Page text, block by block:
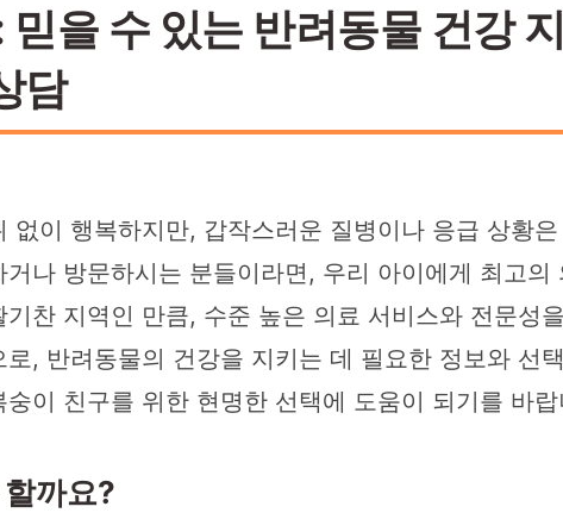
을 수 있는 반려동물 건강
담
이 행복하지만, 갑작스러운 질병이나 응급 상황
나 방문하시는 분들이라면, 우리 아이에게 최고의
찬 지역인 만큼, 수준 높은 의료 서비스와 전문성
, 반려동물의 건강을 지키는 데 필요한 정보와 선
이 친구를 위한 현명한 선택에 도움이 되기를 바랍
까요?